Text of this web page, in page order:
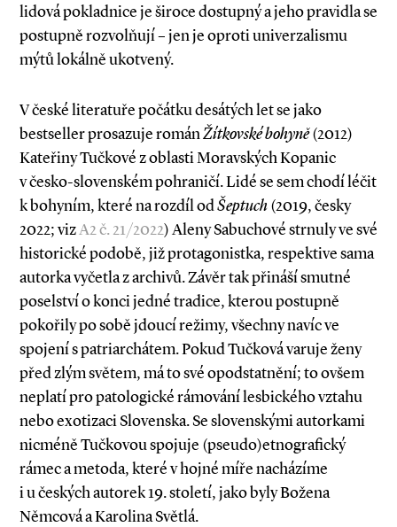
lidová pokladnice je široce dostupný a jeho pravidla se
postupně rozvolňují – jen je oproti univerzalismu
mýtů lokálně ukotvený.
V české literatuře počátku desátých let se jako
bestseller prosazuje románŽítkovské bohyně(2012)
Kateřiny Tučkové z oblasti Moravských Kopanic
v česko­-slovenském pohraničí. Lidé se sem chodí léčit
k bohyním, které na rozdíl odŠeptuch(2019, česky
2022; vizA2 č. 21/2022) Aleny Sabuchové strnuly ve své
historické podobě, již protagonistka, respektive sama
autorka vyčetla z archivů. Závěr tak přináší smutné
poselství o konci jedné tradice, kterou postupně
pokořily po sobě jdoucí režimy, všechny navíc ve
spojení s patriarchátem. Pokud Tučková varuje ženy
před zlým světem, má to své opodstatnění; to ovšem
neplatí pro patologické rámování lesbického vztahu
nebo exotizaci Slovenska. Se slovenskými autorkami
nicméně Tučkovou spojuje (pseudo)etnografický
rámec a metoda, které v hojné míře nacházíme
i u českých autorek 19. století, jako byly Božena
Němcová a Karolina Světlá.